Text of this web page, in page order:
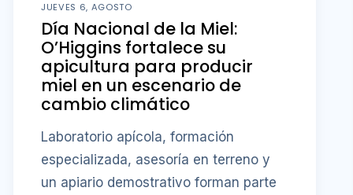
JUEVES 6, AGOSTO
Día Nacional de la Miel:
O’Higgins fortalece su
apicultura para producir
miel en un escenario de
cambio climático
Laboratorio apícola, formación
especializada, asesoría en terreno y
un apiario demostrativo forman parte